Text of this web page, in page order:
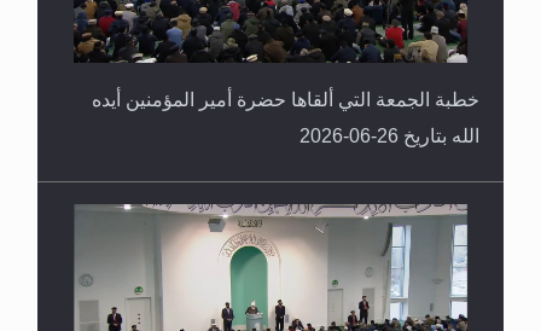
خطبة الجمعة التي ألقاها حضرة أمير المؤمنين أيده
الله بتاريخ 26-06-2026